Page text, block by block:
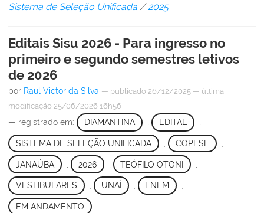
Sistema de Seleção Unificada /2025
Editais Sisu 2026 - Para ingresso no
primeiro e segundo semestres letivos
de 2026
por Raul Victor da Silva — publicado 26/12/2025 — última
modificação 25/06/2026 16h56
— registrado em: DIAMANTINA , EDITAL ,
SISTEMA DE SELEÇÃO UNIFICADA COPESE
JANAÚBA 2026 TEÓFILO OTONI
VESTIBULARES , UNAÍ , ENEM ,
EM ANDAMENTO